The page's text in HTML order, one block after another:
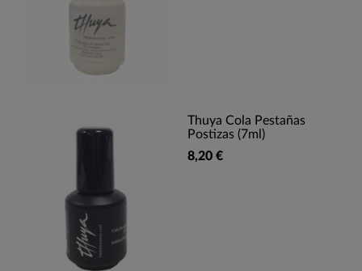
Thuya Cola Pestañas
Postizas (7ml)
8,20 €